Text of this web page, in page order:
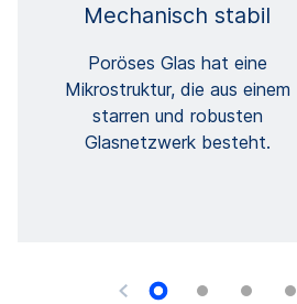
Mechanisch stabil
Poröses Glas hat eine
Mikrostruktur, die aus einem
starren und robusten
Glasnetzwerk besteht.